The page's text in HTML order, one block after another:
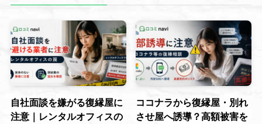
自社面談を嫌がる復縁屋に
注意｜レンタルオフィスの
ココナラから復縁屋・別れ
させ屋へ誘導？高額被害を